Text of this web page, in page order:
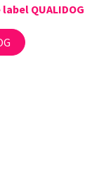
QUALIDOG